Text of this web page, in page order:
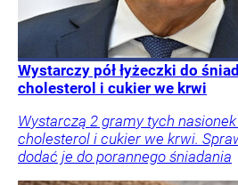
Wystarczy pół łyżeczki do
cholesterol i cukier we krwi
Wystarczą 2 gramy tych
cholesterol i cukier we krwi.
dodać je do porannego śniadania